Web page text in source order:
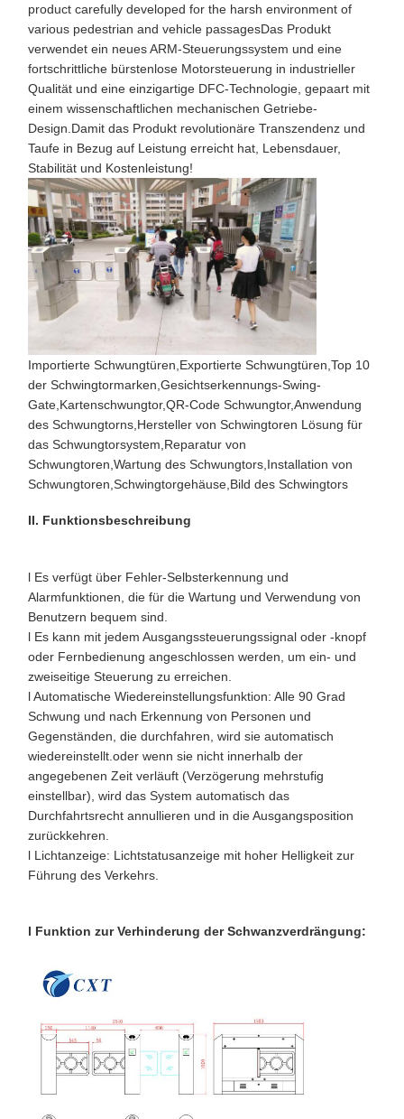
Komponenten für Drehscheiben
product carefully developed for the harsh environment of
various pedestrian and vehicle passagesDas Produkt
verwendet ein neues ARM-Steuerungssystem und eine
fortschrittliche bürstenlose Motorsteuerung in industrieller
Qualität und eine einzigartige DFC-Technologie, gepaart mit
einem wissenschaftlichen mechanischen Getriebe-
Design.Damit das Produkt revolutionäre Transzendenz und
Taufe in Bezug auf Leistung erreicht hat, Lebensdauer,
Stabilität und Kostenleistung!
Importierte Schwungtüren Exportierte Schwungtüren Top 10
der Schwingtormarken Gesichtserkennungs-Swing-
Gate, Kartenschwungtor,QR-Code Schwungtor,Anwendung
des Schwungtorns, Hersteller von Schwingtoren Lösung für
das Schwungtorsystem Reparatur von
Schwungtoren Wartung des Schwungtors, Installation von
Schwungtoren Schwingtorgehäuse, Bild des Schwingtors
II. Funktionsbeschreibung
l Es verfügt über Fehler-Selbsterkennung und
Alarmfunktionen, die für die Wartung und Verwendung von
Benutzern bequem sind.
l Es kann mit jedem Ausgangssteuerungssignal oder -knopf
oder Fernbedienung angeschlossen werden, um ein- und
zweiseitige Steuerung zu erreichen.
l Automatische Wiedereinstellungsfunktion: Alle 90 Grad
Schwung und nach Erkennung von Personen und
Gegenständen, die durchfahren, wird sie automatisch
wiedereinstellt.oder wenn sie nicht innerhalb der
angegebenen Zeit verläuft (Verzögerung mehrstufig
einstellbar), wird das System automatisch das
Durchfahrtsrecht annullieren und in die Ausgangsposition
zurückkehren.
l Lichtanzeige: Lichtstatusanzeige mit hoher Helligkeit zur
Führung des Verkehrs.
l Funktion zur Verhinderung der Schwanzverdrängung: